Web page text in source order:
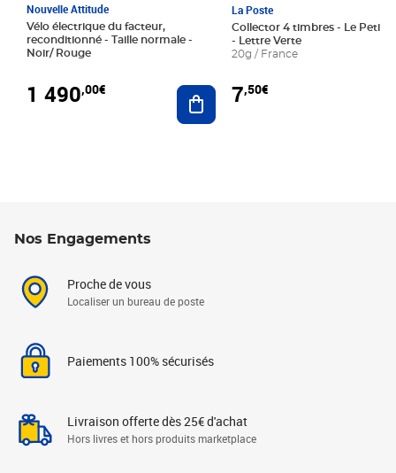
Nouvelle Attitude
Vélo électrique du facteur,
reconditionné - Taille normale -
Noir/ Rouge
1 490,00€ Ajouter au panier
La Poste
Collector 4 timbres - Le Petit
- Lettre Verte
20g / France
7,50€
Nos Engagements
Proche de vous
Localiser un bureau de poste
Paiements 100% sécurisés
Livraison offerte dès 25€ d'achat
Hors livres et hors produits marketplace